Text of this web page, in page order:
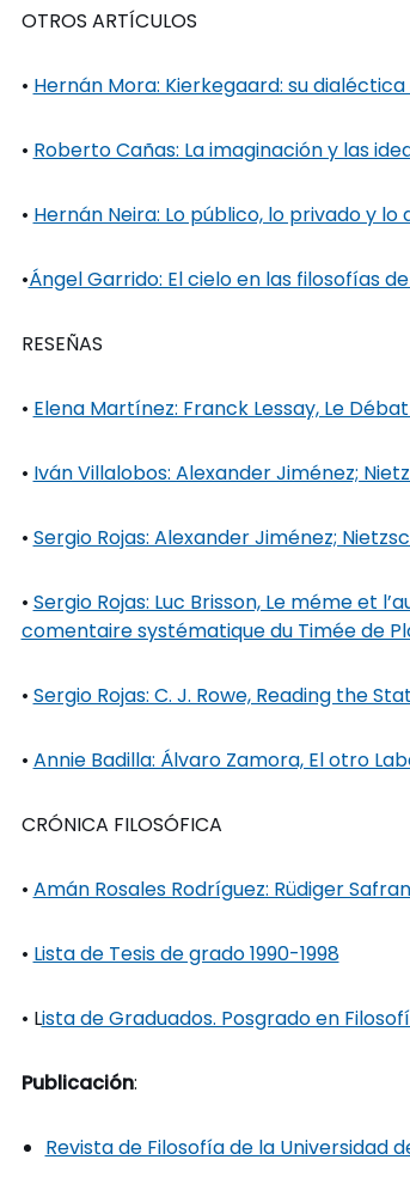
OTROS ARTÍCULOS
• Hernán Mora: Kierkegaard: su
• Roberto Cañas: La imaginación y las
• Hernán Neira: Lo público, lo privado y
•Ángel Garrido: El cielo en las filosofías
RESEÑAS
• Elena Martínez: Franck Lessay, Le
• Iván Villalobos: Alexander Jiménez;
• Sergio Rojas: Alexander Jiménez;
• Sergio Rojas: Luc Brisson, Le méme et
comentaire systématique du Timée de
• Sergio Rojas: C. J. Rowe, Reading the
• Annie Badilla: Álvaro Zamora, El otro
CRÓNICA FILOSÓFICA
• Amán Rosales Rodríguez: Rüdiger
• Lista de Tesis de grado 1990-1998
• Lista de Graduados. Posgrado en
Publicación:
Revista de Filosofía de la Universidad